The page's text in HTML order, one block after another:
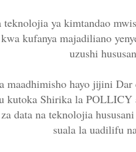
teknolojia ya kimtandao
kufanya majadiliano
uzushi
maadhimisho hayo jijini Dar
kutoka Shirika la
data na teknolojia
suala la uadilifu